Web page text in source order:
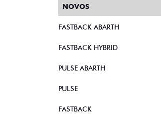
NOVOS
FASTBACK ABARTH
FASTBACK HYBRID
PULSE ABARTH
PULSE
FASTBACK